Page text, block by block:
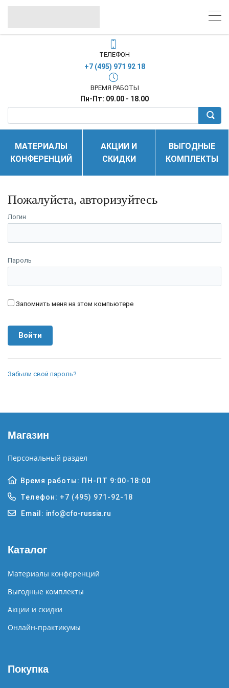
ТЕЛЕФОН
+7 (495) 971 92 18
ВРЕМЯ РАБОТЫ
Пн-Пт: 09.00 - 18.00
МАТЕРИАЛЫ
КОНФЕРЕНЦИЙ
АКЦИИ И
СКИДКИ
ВЫГОДНЫЕ
КОМПЛЕКТЫ
Пожалуйста, авторизуйтесь
Логин
Пароль
Запомнить меня на этом компьютере
Забыли свой пароль?
Магазин
Персональный раздел
Время работы: ПН-ПТ 9:00-18:00
Телефон: +7 (495) 971-92-18
Email: info@cfo-russia.ru
Каталог
Материалы конференций
Выгодные комплекты
Акции и скидки
Онлайн-практикумы
Покупка